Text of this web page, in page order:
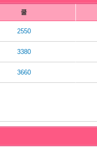
쿨
2550
3380
3660